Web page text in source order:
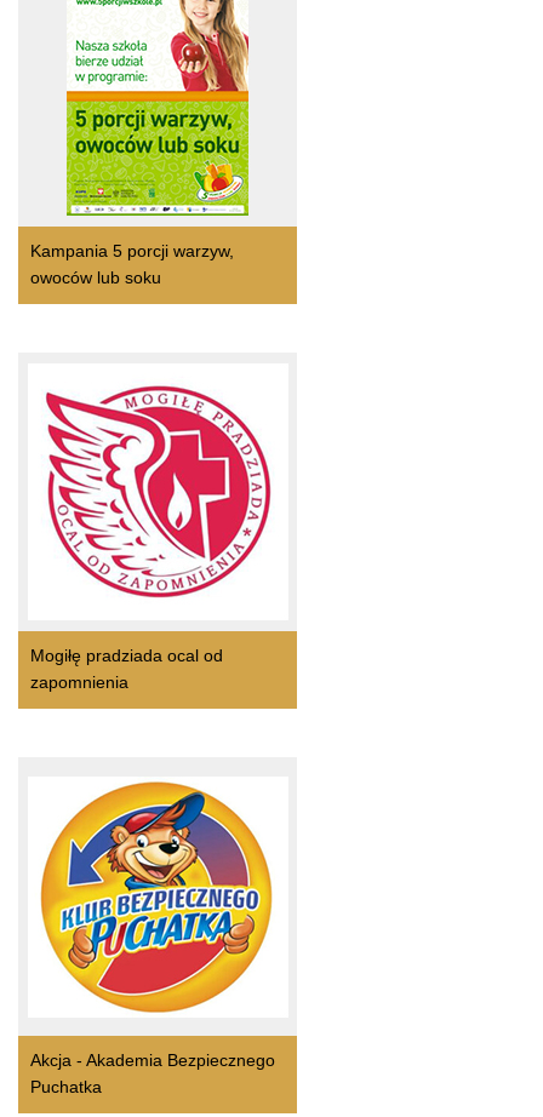
Kampania 5 porcji warzyw,
owoców lub soku
Mogiłę pradziada ocal od
zapomnienia
Akcja - Akademia Bezpiecznego
Puchatka